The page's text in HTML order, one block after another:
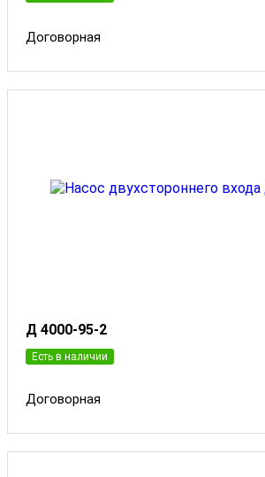
Договорная
Д 4000-95-2
Есть в наличии
Договорная